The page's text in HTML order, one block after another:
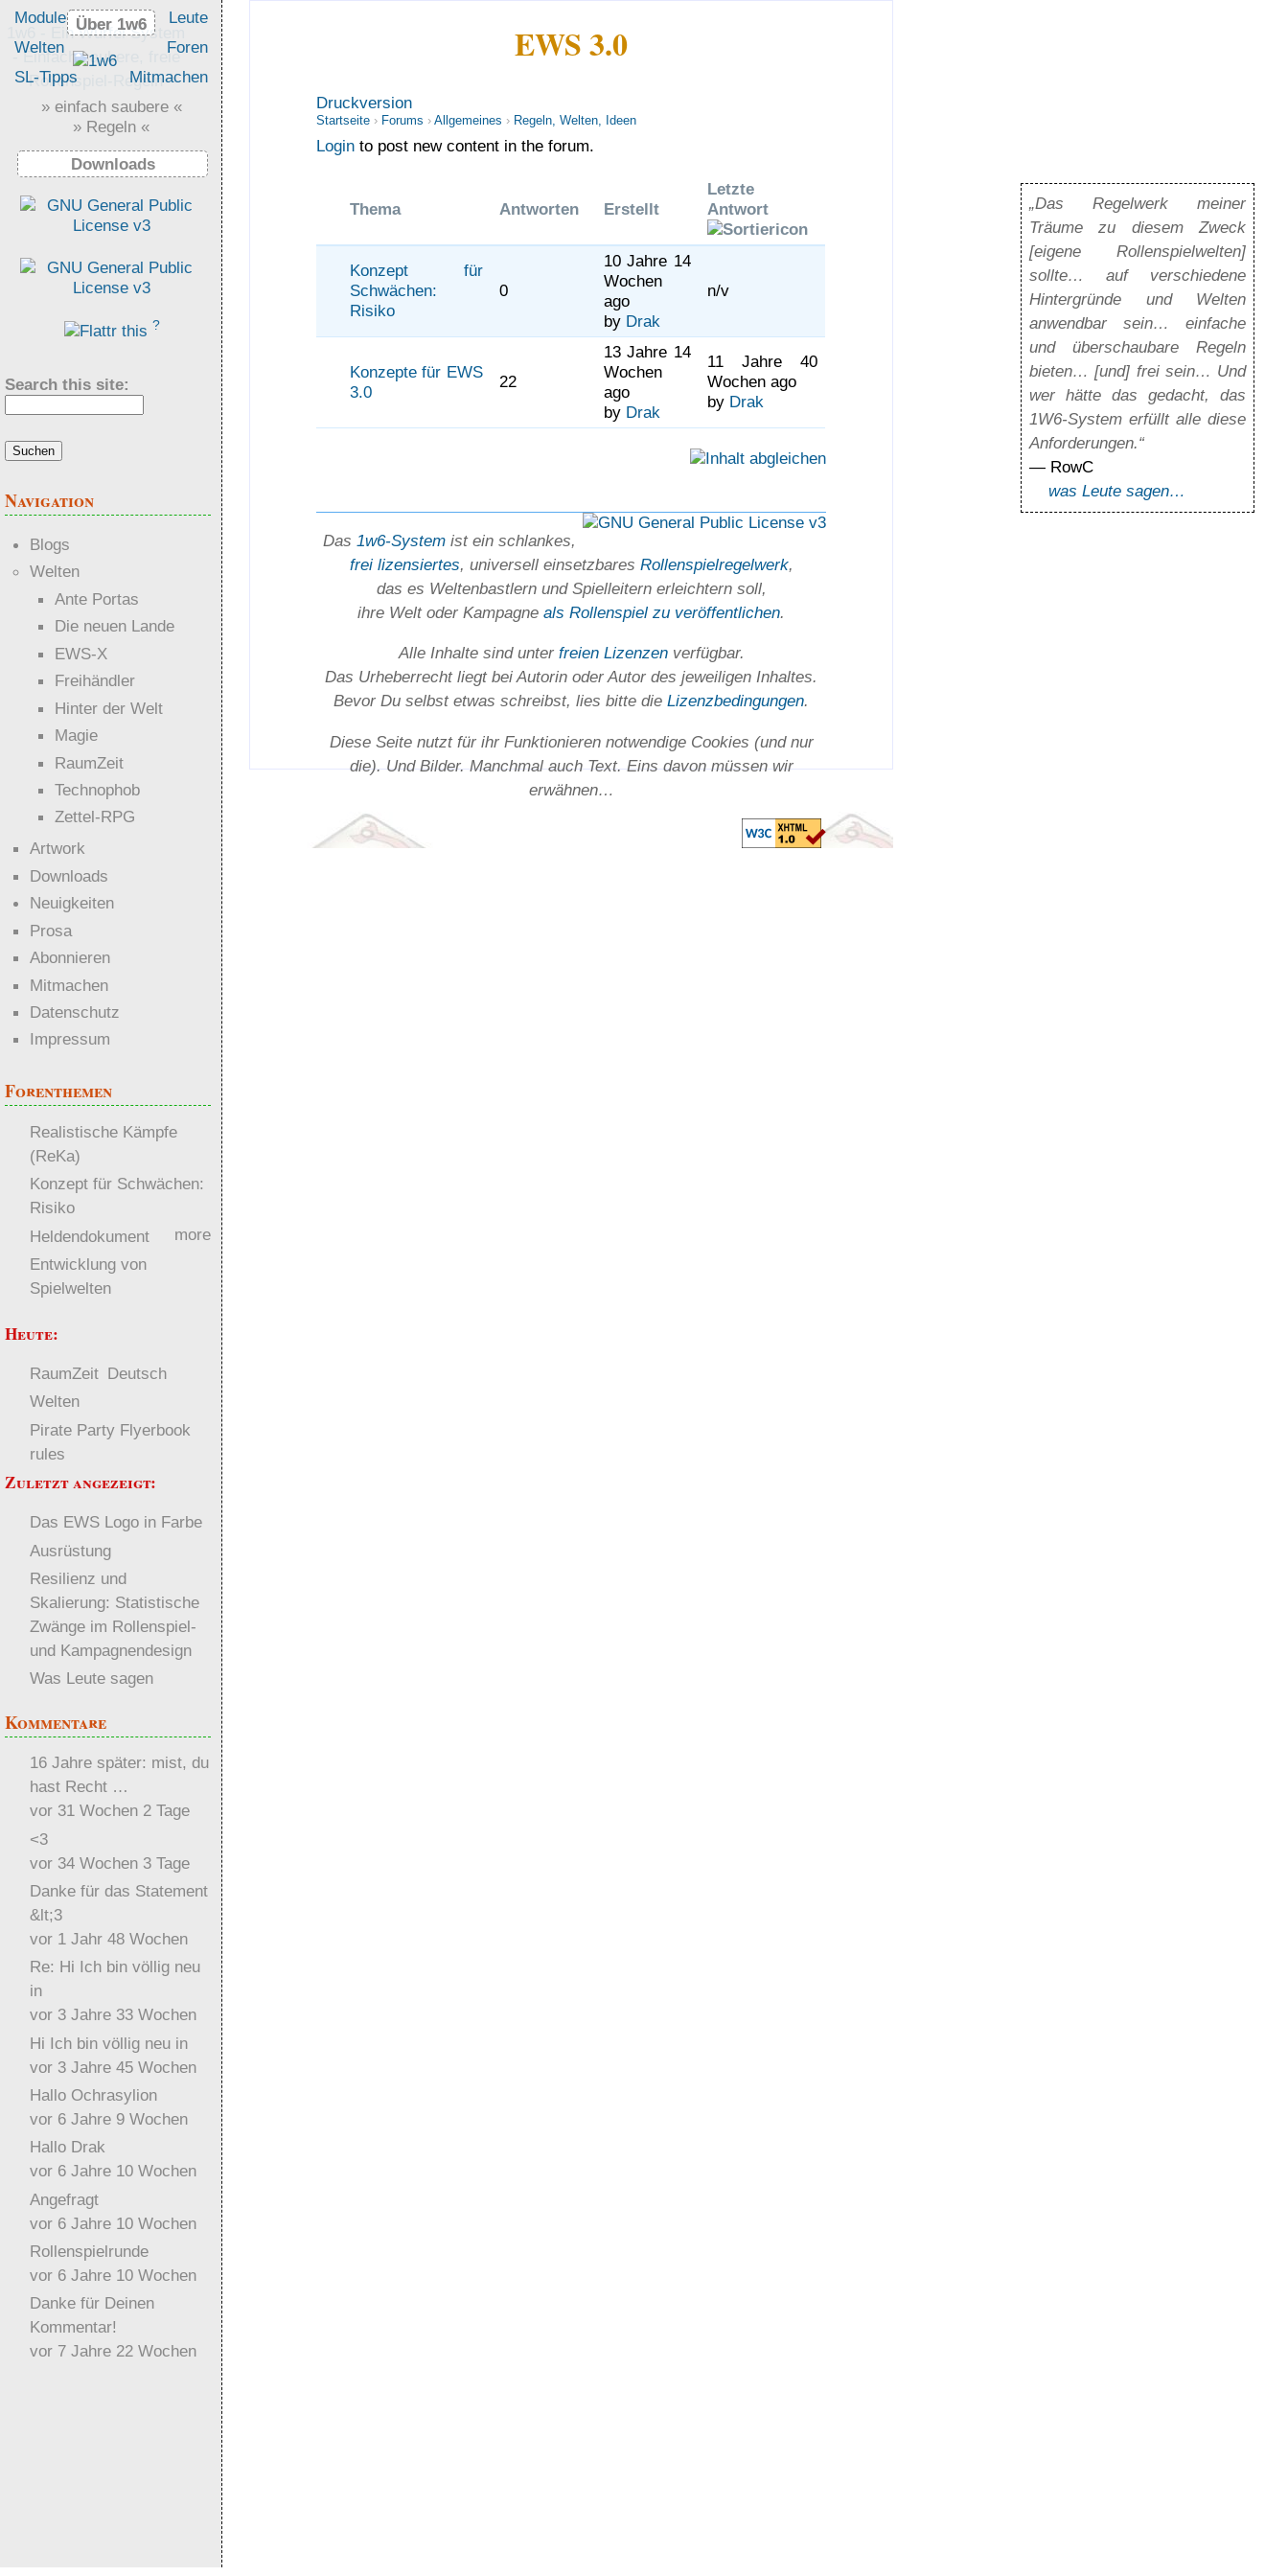
1w6 - Ein Würfel System
- Einfach saubere, freie
Rollenspiel-Regeln
EWS 3.0
Druckversion
Startseite › Forums ›Allgemeines › Regeln, Welten, Ideen
Login to post new content in the forum.
Thema Antworten Erstellt
Letzte
Antwort
Konzept für
Schwächen:
Risiko
0
10 Jahre 14
Wochen
ago
by Drak
n/v
Konzepte für EWS
3.0
22
13 Jahre 14
Wochen
ago
by Drak
11 Jahre 40
Wochen ago
by Drak
Das 1w6-System ist ein schlankes,
frei lizensiertes, universell einsetz­bares Rollen­spielregel­werk,
das es Welten­bastlern und Spiel­leitern erleichtern soll,
ihre Welt oder Kam­pagne als Rollenspiel zu ver­öffent­lichen.
Alle Inhalte sind unter freien Lizenzenverfügbar.
Das Urheber­recht liegt bei Autorin oder Autor des jeweiligen In­haltes.
Bevor Du selbst etwas schreibst, lies bitte die Lizenz­bedingungen.
Diese Seite nutzt für ihr Funktionieren notwendige Cookies (und nur
die). Und Bilder. Manchmal auch Text. Eins davon müssen wir
erwähnen…
Über 1w6
Module
Leute
Welten
Foren
SL-Tipps
Mitmachen
» einfach saubere «
» Regeln «
Über 1w6
Downloads
?
Search this site:
Navigation
Blogs
Welten
Ante Portas
Die neuen Lande
EWS-X
Freihändler
Hinter der Welt
Magie
RaumZeit
Technophob
Zettel-RPG
Artwork
Downloads
Neuigkeiten
Prosa
Abonnieren
Mitmachen
Datenschutz
Impressum
Forenthemen
Realistische Kämpfe
(ReKa)
Konzept für Schwächen:
Risiko
Heldendokument
Entwicklung von
Spielwelten
more
Heute:
RaumZeit Deutsch
Welten
Pirate Party Flyerbook
rules
Zuletzt angezeigt:
Das EWS Logo in Farbe
Ausrüstung
Resilienz und
Skalierung: Statistische
Zwänge im Rollenspiel-
und Kampagnendesign
Was Leute sagen
Kommentare
16 Jahre später: mist, du
hast Recht …
vor 31 Wochen 2 Tage
<3
vor 34 Wochen 3 Tage
Danke für das Statement
&lt;3
vor 1 Jahr 48 Wochen
Re: Hi Ich bin völlig neu
in
vor 3 Jahre 33 Wochen
Hi Ich bin völlig neu in
vor 3 Jahre 45 Wochen
Hallo Ochrasylion
vor 6 Jahre 9 Wochen
Hallo Drak
vor 6 Jahre 10 Wochen
Angefragt
vor 6 Jahre 10 Wochen
Rollenspielrunde
vor 6 Jahre 10 Wochen
Danke für Deinen
Kommentar!
vor 7 Jahre 22 Wochen
„Das Regelwerk meiner
Träume zu diesem Zweck
[eigene Rollenspielwelten]
sollte… auf verschiedene
Hintergründe und Welten
anwendbar sein… einfache
und überschaubare Regeln
bieten… [und] frei sein… Und
wer hätte das gedacht, das
1W6-System erfüllt alle diese
Anforderungen.“
— RowC
was Leute sagen…